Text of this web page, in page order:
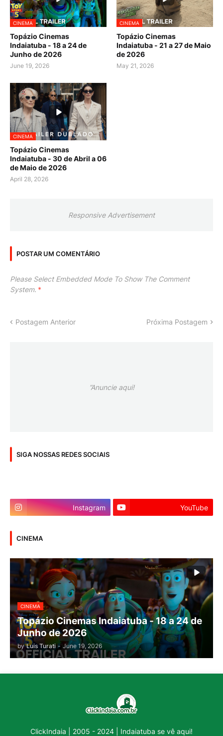
CINEMA
Topázio Cinemas
Indaiatuba - 18 a 24 de
Junho de 2026
June 19, 2026
CINEMA
Topázio Cinemas
Indaiatuba - 21 a 27 de Maio
de 2026
May 21, 2026
CINEMA
Topázio Cinemas
Indaiatuba - 30 de Abril a 06
de Maio de 2026
April 28, 2026
Responsive Advertisement
POSTAR UM COMENTÁRIO
Please Select Embedded Mode To Show The Comment
System. *
Postagem Anterior Próxima Postagem
”Anuncie aqui!
SIGA NOSSAS REDES SOCIAIS
Instagram YouTube
CINEMA
CINEMA
Topázio Cinemas Indaiatuba - 18 a 24 de
Junho de 2026
by Luis Turati - June 19, 2026
ClickIndaia | 2005 - 2024 | Indaiatuba se vê aqui!